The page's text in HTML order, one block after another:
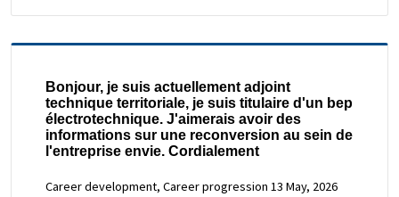
Bonjour, je suis actuellement adjoint
technique territoriale, je suis titulaire d'un bep
électrotechnique. J'aimerais avoir des
informations sur une reconversion au sein de
l'entreprise envie. Cordialement
Career development, Career progression 13 May, 2026